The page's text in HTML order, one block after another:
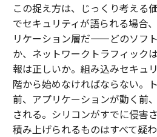
この捉え方は、じっくり考える
でセキュリティが語られる場合
リケーション層だ——どのソフ
か、ネットワークトラフィック
報は正しいか。組み込みセキュ
階から始めなければならない。
前、アプリケーションが動く前
される。シリコンがすでに侵害
積み上げられるものはすべて疑わ